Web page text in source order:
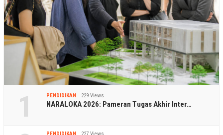
1 PENDIDIKAN 229 Views
NARALOKA 2026: Pameran Tugas Akhir Inter…